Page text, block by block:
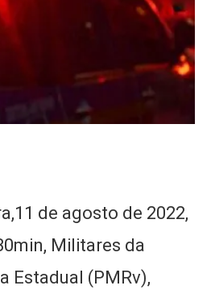
de agosto de 2022,
Militares da
Estadual (PMRv),